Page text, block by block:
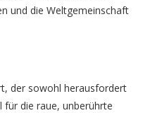
und die Weltgemeinschaft
der sowohl herausfordert
für die raue, unberührte